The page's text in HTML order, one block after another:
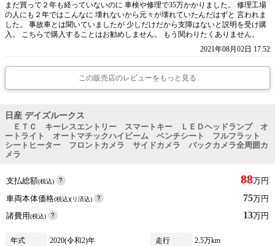
まだ買って２年も経っていないのに 車検や修理で35万かかりました。 修理工場
の人にも２年ではこんなに 壊れないから元々が壊れていたんだはずと 言われま
した。 事故車とは聞いていましたが 少しだけだから支障はないと説明を受け購
入。 こちらで購入することはお勧めしません。 もう関わりたくありません。
2021年08月02日 17:52
この販売店のレビューをもっと見る
日産 デイズルークス
ＥＴＣ キーレスエントリー スマートキー ＬＥＤヘッドランプ オ
ートライト オートマチックハイビーム ベンチシート フルフラット
シートヒーター フロントカメラ サイドカメラ バックカメラ全周囲カ
メラ
支払総額(税込) 88万円
車両本体価格(税込)(リ済込) 75万円
諸費用(税込) 13万円
年式 2020(令和2)年 走行
2.5万km